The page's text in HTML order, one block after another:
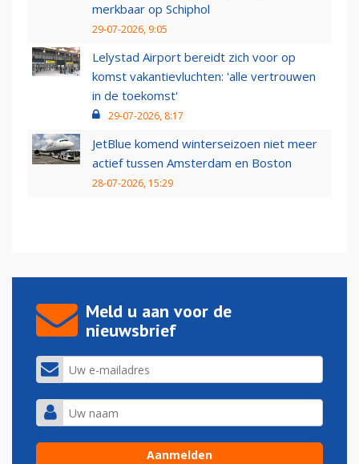
merkbaar op Schiphol
29-07-2026, 9:05
Lelystad Airport bereidt zich voor op
komst vakantievluchten: 'alle vertrouwen
in de toekomst'
29-07-2026, 8:17
JetBlue komend winterseizoen niet meer
actief tussen Amsterdam en Boston
28-07-2026, 15:29
Meld u aan voor de
nieuwsbrief